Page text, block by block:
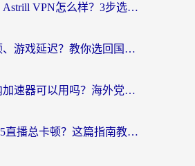
海外党必看：Astrill VPN怎么样？3步选对回国加速器实现无缝刷剧玩游戏
海外追剧卡顿、游戏延迟？教你选回国加速器，附免费加速器试用一小时福利
国外连回国内加速器可以用吗？海外党亲测实用指南，解决追剧游戏卡顿难题
海外看CCTV5直播总卡顿？这篇指南教你选对回国加速器，无缝刷国内资源